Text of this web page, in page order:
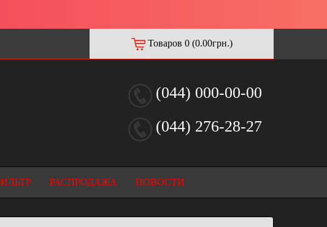
Товаров 0 (0.00грн.)
(044) 000-00-00
(044) 276-28-27
РАСПРОДАЖА НОВОСТИ